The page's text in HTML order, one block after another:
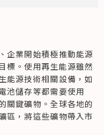
企業開始積極推動能源
標。使用再生能源雖然
能源技術相關設備，如
池儲存等都需要使用
關鍵礦物。全球各地的
區，將這些礦物帶入市